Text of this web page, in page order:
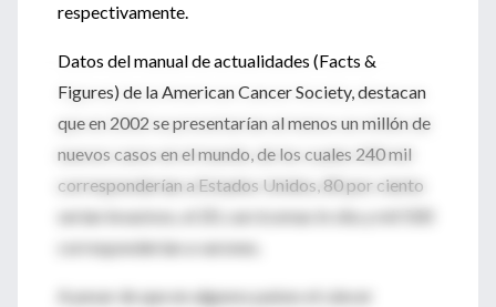
respectivamente.
Datos del manual de actualidades (Facts &
Figures) de la American Cancer Society, destacan
que en 2002 se presentarían al menos un millón de
nuevos casos en el mundo, de los cuales 240 mil
corresponderían a Estados Unidos, 80 por ciento
serían invasivos, el 20, carcicomas in situ y mil 500
corresponderían a varones.
A pesar de que en algunos países el cáncer